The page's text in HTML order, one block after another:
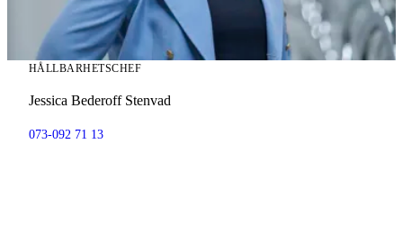
HÅLLBARHETSCHEF
Jessica Bederoff Stenvad
073-092 71 13